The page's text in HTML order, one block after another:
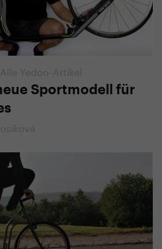
Alle Yedoo-Artikel
Sportmodell für